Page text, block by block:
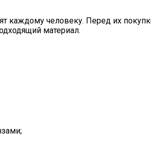
человеку. Перед их
материал.